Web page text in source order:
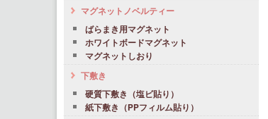
マグネットノベルティー
ばらまき用マグネット
ホワイトボードマグネット
マグネットしおり
下敷き
硬質下敷き（塩ビ貼り）
紙下敷き（PPフィルム貼り）